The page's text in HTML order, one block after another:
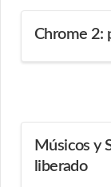
Chrome 2:
Músicos y
liberado